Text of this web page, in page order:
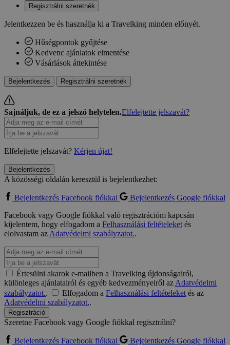
Regisztrálni szeretnék
Jelentkezzen be és használja ki a Travelking minden előnyét.
Hűségpontok gyűjtése
Kedvenc ajánlatok elmentése
Vásárlások áttekintése
Bejelentkezés Regisztrálni szeretnék
Sajnáljuk, de ez a jelszó helytelen.Elfelejtette jelszavát?
Elfelejtette jelszavát? Kérjen újat!
Bejelentkezés
A közösségi oldalán keresztül is bejelentkezhet:
Bejelentkezés Facebook fiókkal
Bejelentkezés Google fiókkal
Facebook vagy Google fiókkal való regisztrációm kapcsán
kijelentem, hogy elfogadom a Felhasználási feltételeketés
elolvastam azAdatvédelmi szabályzatot..
Értesülni akarok e-mailben a Travelking újdonságairól,
különleges ajánlatairól és egyéb kedvezményeiről azAdatvédelmi
szabályzatot.. Elfogadom a Felhasználási feltételeketés az
Adatvédelmi szabályzatot..
Regisztráció
Szeretne Facebook vagy Google fiókkal regisztrálni?
Bejelentkezés Facebook fiókkal
Bejelentkezés Google fiókkal